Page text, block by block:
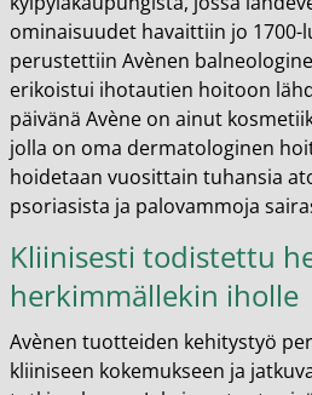
ominaisuudet havaittiin jo 1700-
perustettiin Avènen
erikoistui ihotautien hoitoon
päivänä Avène on ainut
jolla on oma dermatologinen
hoidetaan vuosittain tuhansia
psoriasista ja palovammoja
Kliinisesti todistettu
herkimmällekin iholle
Avènen tuotteiden kehitystyö
kliiniseen kokemukseen ja